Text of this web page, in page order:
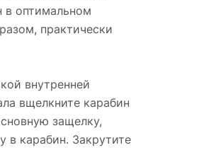
в оптимальном
практически
внутренней
вщелкните карабин
защелку,
в карабин. Закрутите